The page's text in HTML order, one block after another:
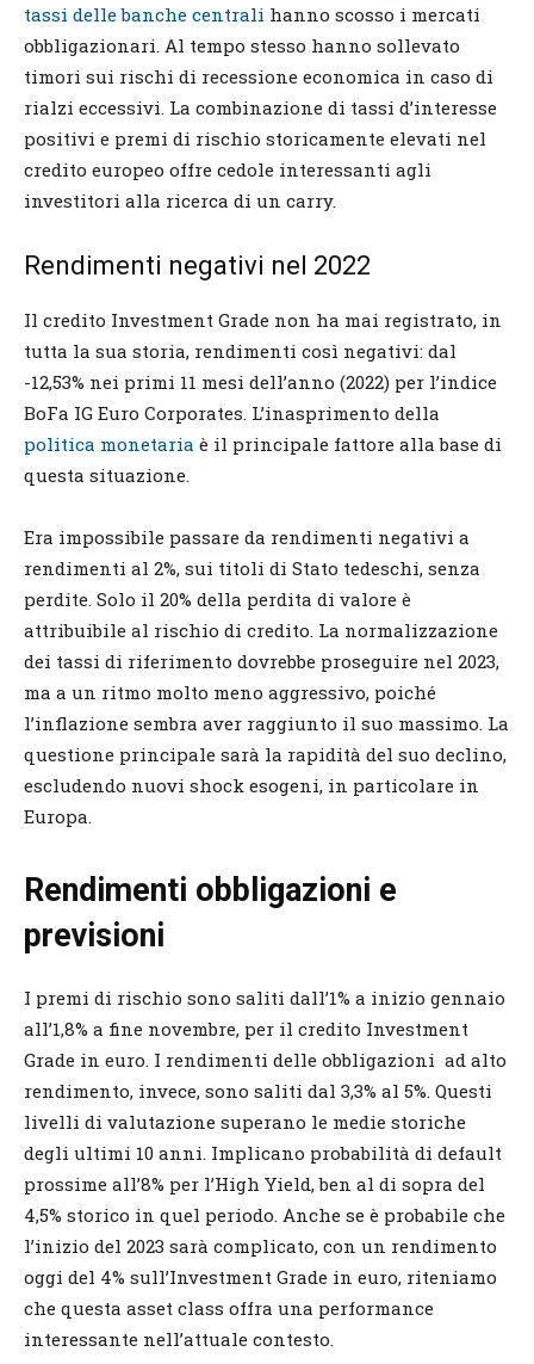
tassi delle banche centrali hanno scosso i mercati
obbligazionari. Al tempo stesso hanno sollevato
timori sui rischi di recessione economica in caso di
rialzi eccessivi. La combinazione di tassi d’interesse
positivi e premi di rischio storicamente elevati nel
credito europeo offre cedole interessanti agli
investitori alla ricerca di un carry.
Rendimenti negativi nel 2022
Il credito Investment Grade non ha mai registrato, in
tutta la sua storia, rendimenti così negativi: dal
-12,53% nei primi 11 mesi dell’anno (2022) per l’indice
BoFa IG Euro Corporates. L’inasprimento della
politica monetaria è il principale fattore alla base di
questa situazione.
Era impossibile passare da rendimenti negativi a
rendimenti al 2%, sui titoli di Stato tedeschi, senza
perdite. Solo il 20% della perdita di valore è
attribuibile al rischio di credito. La normalizzazione
dei tassi di riferimento dovrebbe proseguire nel 2023,
ma a un ritmo molto meno aggressivo, poiché
l’inflazione sembra aver raggiunto il suo massimo. La
questione principale sarà la rapidità del suo declino,
escludendo nuovi shock esogeni, in particolare in
Europa.
Rendimenti obbligazioni e
previsioni
I premi di rischio sono saliti dall’1% a inizio gennaio
all’1,8% a fine novembre, per il credito Investment
Grade in euro. I rendimenti delle obbligazioni ad alto
rendimento, invece, sono saliti dal 3,3% al 5%. Questi
livelli di valutazione superano le medie storiche
degli ultimi 10 anni. Implicano probabilità di default
prossime all’8% per l’High Yield, ben al di sopra del
4,5% storico in quel periodo. Anche se è probabile che
l’inizio del 2023 sarà complicato, con un rendimento
oggi del 4% sull’Investment Grade in euro, riteniamo
che questa asset class offra una performance
interessante nell’attuale contesto.